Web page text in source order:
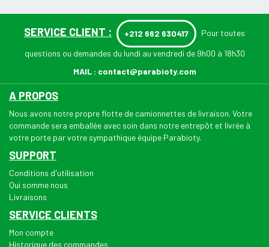
SERVICE CLIENT : +212 662 630417 Pour toutes
questions ou demandes du lundi au vendredi de 9h00 à 18h30
MAIL : contact@parabioty.com
A PROPOS
Nous avons notre propre flotte de camionnettes de livraison. Votre
commande sera emballée avec soin dans notre entrepôt et livrée à
votre porte par votre sympathique équipe Parabioty.
SUPPORT
Conditions d'utilisation
Qui somme nous
Livraisons
SERVICE CLIENTS
Mon compte
Historique des commandes